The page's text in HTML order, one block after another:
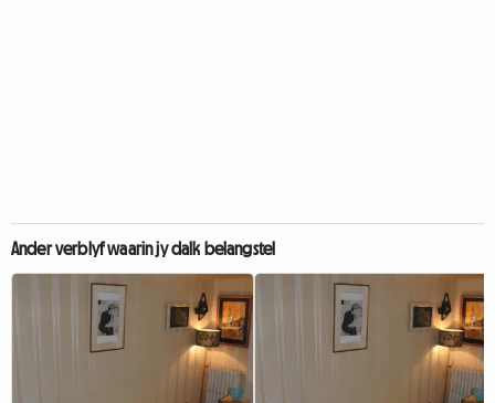
Ander verblyf waarin jy dalk belangstel